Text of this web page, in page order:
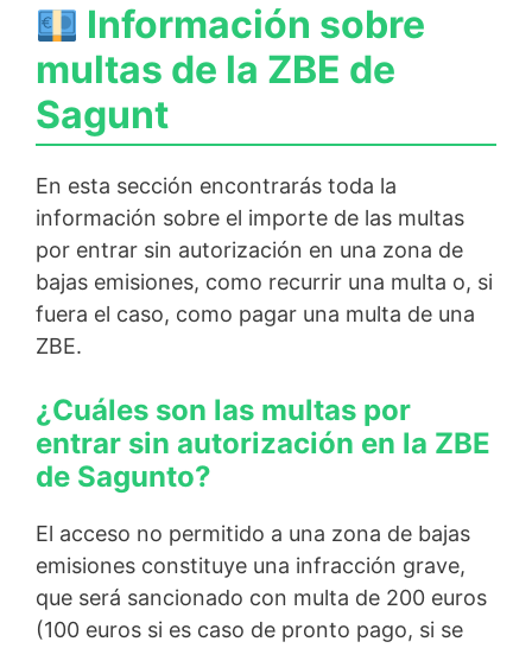
Información sobre
multas de la ZBE de
Sagunt
En esta sección encontrarás toda la
información sobre el importe de las multas
por entrar sin autorización en una zona de
bajas emisiones, como recurrir una multa o, si
fuera el caso, como pagar una multa de una
ZBE.
¿Cuáles son las multas por
entrar sin autorización en la ZBE
de Sagunto?
El acceso no permitido a una zona de bajas
emisiones constituye una infracción grave,
que será sancionado con multa de 200 euros
(100 euros si es caso de pronto pago, si se